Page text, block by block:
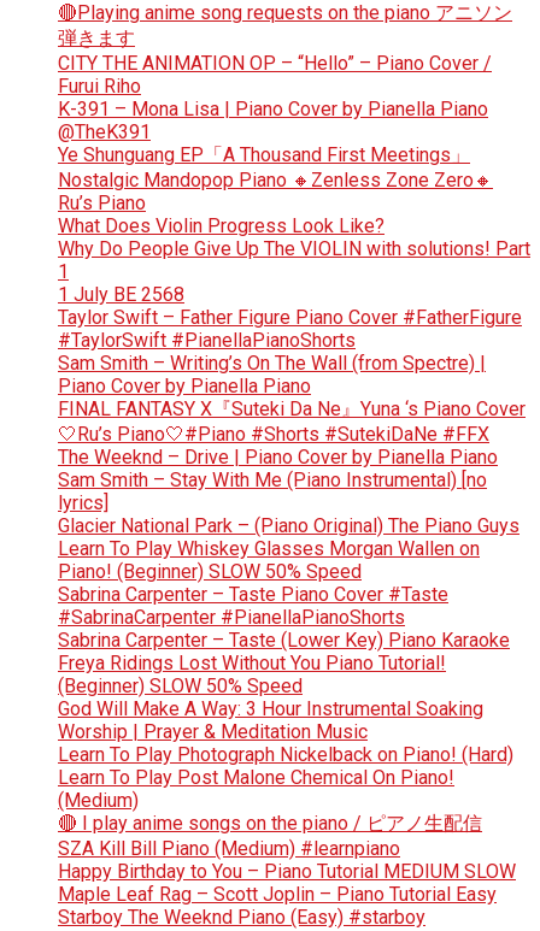
🔴Playing anime song requests on the piano アニソン
弾きます
CITY THE ANIMATION OP – “Hello” – Piano Cover /
Furui Riho
K-391 – Mona Lisa | Piano Cover by Pianella Piano
@TheK391
Ye Shunguang EP「A Thousand First Meetings」
Nostalgic Mandopop Piano 🔸Zenless Zone Zero🔸
Ru’s Piano
What Does Violin Progress Look Like?
Why Do People Give Up The VIOLIN with solutions! Part
1
1 July BE 2568
Taylor Swift – Father Figure Piano Cover #FatherFigure
#TaylorSwift #PianellaPianoShorts
Sam Smith – Writing’s On The Wall (from Spectre) |
Piano Cover by Pianella Piano
FINAL FANTASY X『Suteki Da Ne』Yuna ‘s Piano Cover
🤍Ru’s Piano🤍#Piano #Shorts #SutekiDaNe #FFX
The Weeknd – Drive | Piano Cover by Pianella Piano
Sam Smith – Stay With Me (Piano Instrumental) [no
lyrics]
Glacier National Park – (Piano Original) The Piano Guys
Learn To Play Whiskey Glasses Morgan Wallen on
Piano! (Beginner) SLOW 50% Speed
Sabrina Carpenter – Taste Piano Cover #Taste
#SabrinaCarpenter #PianellaPianoShorts
Sabrina Carpenter – Taste (Lower Key) Piano Karaoke
Freya Ridings Lost Without You Piano Tutorial!
(Beginner) SLOW 50% Speed
God Will Make A Way: 3 Hour Instrumental Soaking
Worship | Prayer & Meditation Music
Learn To Play Photograph Nickelback on Piano! (Hard)
Learn To Play Post Malone Chemical On Piano!
(Medium)
🔴 I play anime songs on the piano / ピアノ生配信
SZA Kill Bill Piano (Medium) #learnpiano
Happy Birthday to You – Piano Tutorial MEDIUM SLOW
Maple Leaf Rag – Scott Joplin – Piano Tutorial Easy
Starboy The Weeknd Piano (Easy) #starboy